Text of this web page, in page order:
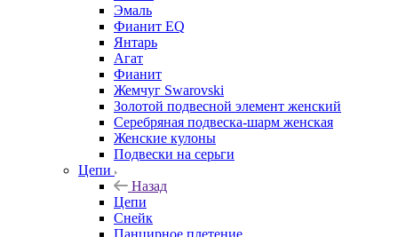
Эмаль
Фианит EQ
Янтарь
Агат
Фианит
Жемчуг Swarovski
Золотой подвесной элемент женcкий
Серебряная подвеска-шарм женская
Женские кулоны
Подвески на серьги
Цепи
Назад
Цепи
Снейк
Панцирное плетение